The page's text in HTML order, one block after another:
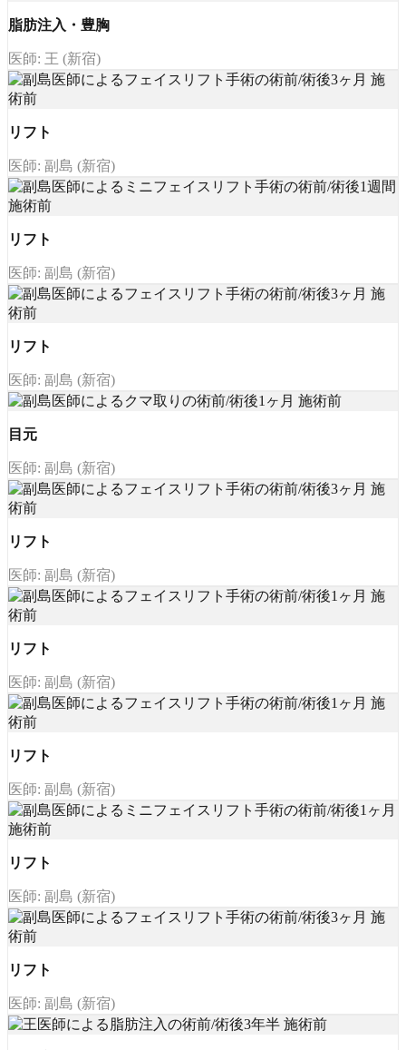
脂肪注入・豊胸
医師: 王 (新宿)
リフト
医師: 副島 (新宿)
リフト
医師: 副島 (新宿)
リフト
医師: 副島 (新宿)
目元
医師: 副島 (新宿)
リフト
医師: 副島 (新宿)
リフト
医師: 副島 (新宿)
リフト
医師: 副島 (新宿)
リフト
医師: 副島 (新宿)
リフト
医師: 副島 (新宿)